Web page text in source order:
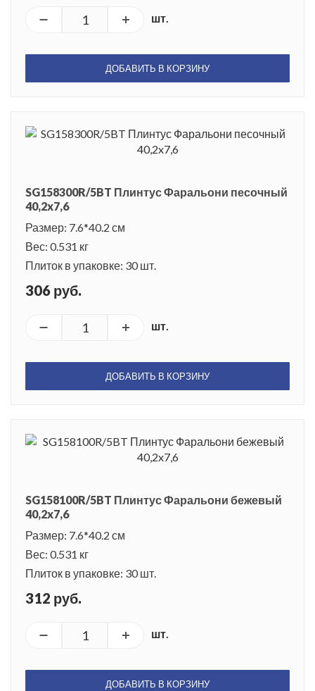
шт.
ДОБАВИТЬ В КОРЗИНУ
SG158300R/5BT Плинтус Фаральони песочный
40,2x7,6
Размер: 7.6*40.2 см
Вес: 0.531 кг
Плиток в упаковке: 30 шт.
306 руб.
шт.
ДОБАВИТЬ В КОРЗИНУ
SG158100R/5BT Плинтус Фаральони бежевый
40,2x7,6
Размер: 7.6*40.2 см
Вес: 0.531 кг
Плиток в упаковке: 30 шт.
312 руб.
шт.
ДОБАВИТЬ В КОРЗИНУ